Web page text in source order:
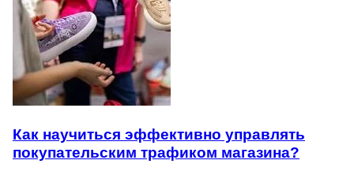
Как научиться эффективно управлять
покупательским трафиком магазина?